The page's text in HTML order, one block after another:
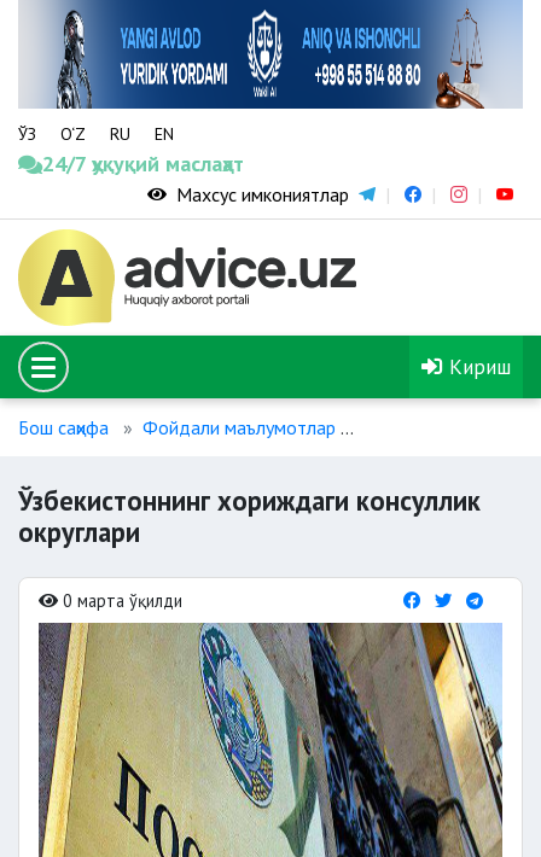
ЎЗ O‘Z RU EN
24/7 ҳуқуқий маслаҳат
Махсус имкониятлар
Кириш
Бош саҳифа Фойдали маълумотлар
Ўзбекистоннинг хориждаги консуллик
округлари
0 марта ўқилди